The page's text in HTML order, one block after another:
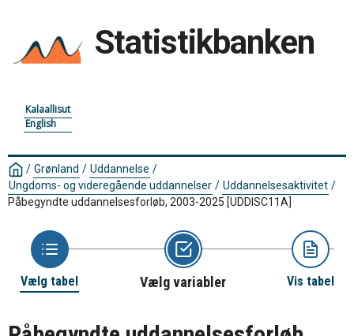
Statistikbanken
Kalaallisut
English
/ Grønland / Uddannelse /
Ungdoms- og videregående uddannelser / Uddannelsesaktivitet /
Påbegyndte uddannelsesforløb, 2003-2025 [UDDISC11A]
Vælg tabel Vælg variabler Vis tabel